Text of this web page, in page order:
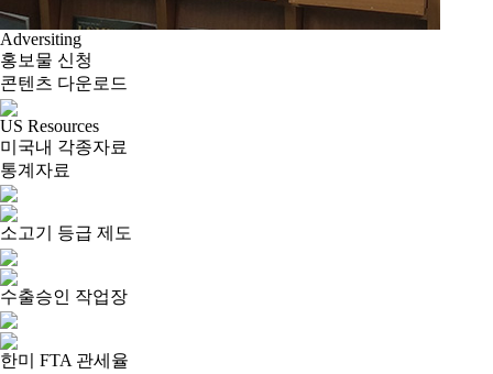
Adversiting
홍보물 신청
콘텐츠 다운로드
US Resources
미국내 각종자료
통계자료
소고기 등급 제도
수출승인 작업장
한미 FTA 관세율